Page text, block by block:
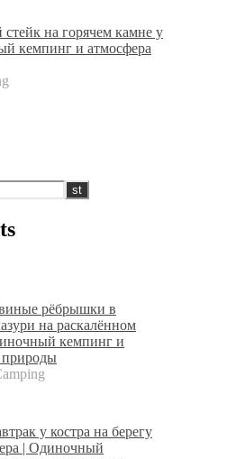
на горячем камне у
кемпинг и атмосфера
рёбрышки в
на раскалённом
кемпинг и
природы
у костра на берегу
| Одиночный